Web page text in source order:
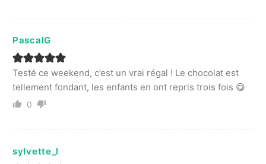
PascalG
Testé ce weekend, c’est un vrai régal ! Le chocolat est
tellement fondant, les enfants en ont repris trois fois 😋
0
sylvette_l